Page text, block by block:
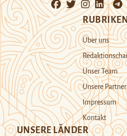
Über uns
Unser Team
Unsere Partner
Impressum
Kontakt
UNSERE LÄNDER